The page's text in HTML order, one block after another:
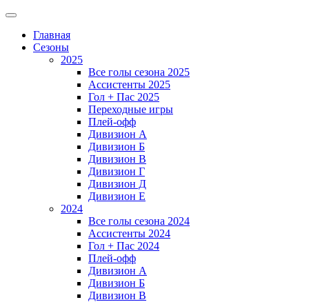
Главная
Сезоны
2025
Все голы сезона 2025
Ассистенты 2025
Гол + Пас 2025
Переходные игры
Плей-офф
Дивизион A
Дивизион Б
Дивизион В
Дивизион Г
Дивизион Д
Дивизион Е
2024
Все голы сезона 2024
Ассистенты 2024
Гол + Пас 2024
Плей-офф
Дивизион A
Дивизион Б
Дивизион В